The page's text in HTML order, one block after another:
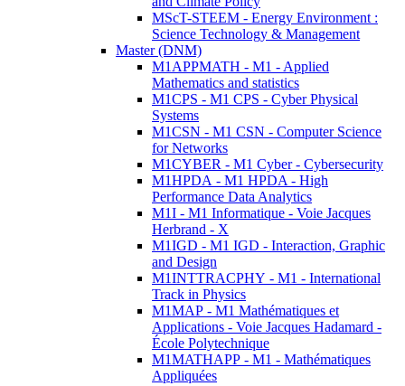
MScT-STEEM - Energy Environment :
Science Technology & Management
Master (DNM)
M1APPMATH - M1 - Applied
Mathematics and statistics
M1CPS - M1 CPS - Cyber Physical
Systems
M1CSN - M1 CSN - Computer Science
for Networks
M1CYBER - M1 Cyber - Cybersecurity
M1HPDA - M1 HPDA - High
Performance Data Analytics
M1I - M1 Informatique - Voie Jacques
Herbrand - X
M1IGD - M1 IGD - Interaction, Graphic
and Design
M1INTTRACPHY - M1 - International
Track in Physics
M1MAP - M1 Mathématiques et
Applications - Voie Jacques Hadamard -
École Polytechnique
M1MATHAPP - M1 - Mathématiques
Appliquées